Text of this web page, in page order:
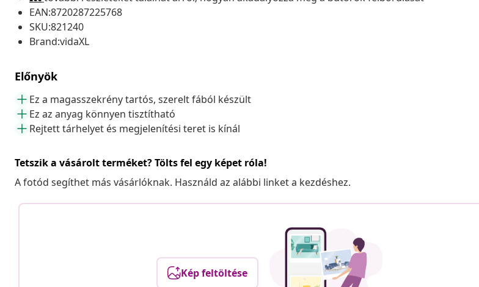
EAN:8720287225768
SKU:821240
Brand:vidaXL
Előnyök
Ez a magasszekrény tartós, szerelt fából készült
Ez az anyag könnyen tisztítható
Rejtett tárhelyet és megjelenítési teret is kínál
Tetszik a vásárolt terméket? Tölts fel egy képet róla!
A fotód segíthet más vásárlóknak. Használd az alábbi linket a kezdéshez.
Kép feltöltése